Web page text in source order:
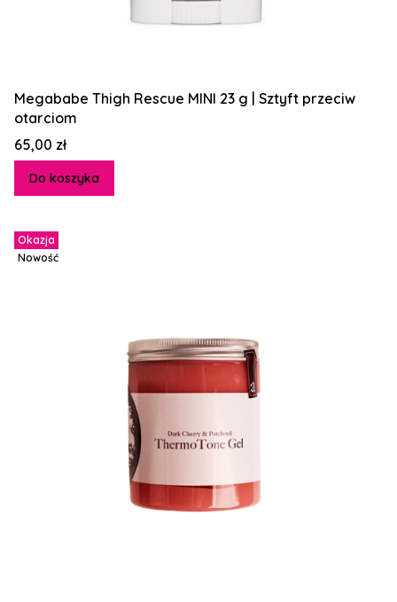
Megababe Thigh Rescue MINI 23 g | Sztyft przeciw
otarciom
Cena
65,00 zł
Do koszyka
Okazja
Nowość